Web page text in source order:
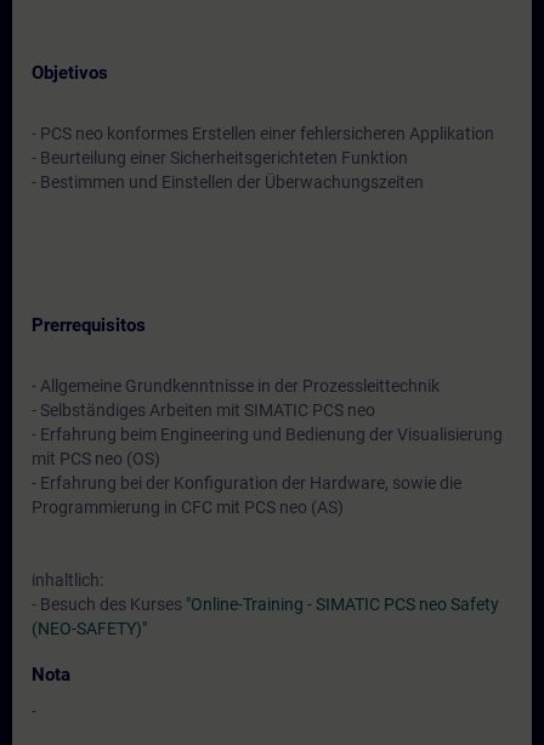
Objetivos
- PCS neo konformes Erstellen einer fehlersicheren Applikation
- Beurteilung einer Sicherheitsgerichteten Funktion
- Bestimmen und Einstellen der Überwachungszeiten
Prerrequisitos
- Allgemeine Grundkenntnisse in der Prozessleittechnik
- Selbständiges Arbeiten mit SIMATIC PCS neo
- Erfahrung beim Engineering und Bedienung der Visualisierung
mit PCS neo (OS)
- Erfahrung bei der Konfiguration der Hardware, sowie die
Programmierung in CFC mit PCS neo (AS)
inhaltlich:
- Besuch des Kurses "Online-Training - SIMATIC PCS neo Safety
(NEO-SAFETY)"
Nota
-